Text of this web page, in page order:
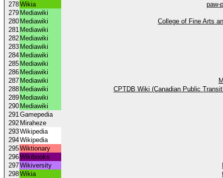
278Wikia
paw-
279 Mediawiki
280 Mediawiki
College of Fine Arts
281 Mediawiki
282 Mediawiki
283 Mediawiki
284 Mediawiki
285 Mediawiki
286 Mediawiki
287 Mediawiki
288 Mediawiki
CPTDB Wiki (Canadian Public
289 Mediawiki
290 Mediawiki
291Gamepedia
292 Miraheze
293Wikipedia
294Wikipedia
295Wiktionary
296Wikibooks
297Wikiversity
298Wikia